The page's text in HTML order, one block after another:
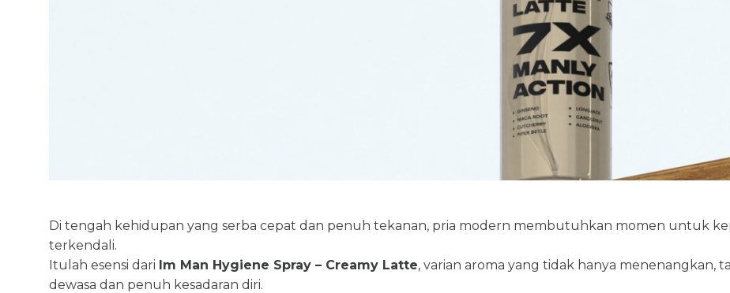
Di tengah kehidupan yang serba cepat dan penuh tekanan, pria modern membutuhkan momen untuk
terkendali.
Itulah esensi dari Im Man Hygiene Spray – Creamy Latte, varian aroma yang tidak hanya menenangkan,
dewasa dan penuh kesadaran diri.